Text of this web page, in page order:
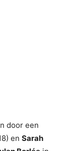
door een
en Sarah